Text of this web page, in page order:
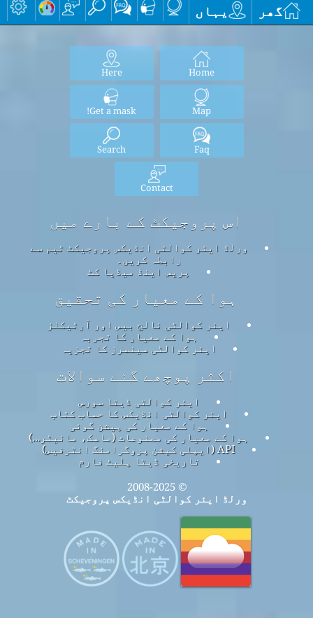
گھر یہاں
Home
Here
Map
Get a mask!
Faq
Search
Contact
اس پروجیکٹ کے بارے میں
ورلڈ ایئر کوالٹی انڈیکس پروجیکٹ ٹیم سے
رابطہ کریں۔
پریس اینڈ میڈیا کٹ
ہوا کے معیار کی تحقیق
ایئر کوالٹی نالج بیس اور آرٹیکلز
ہوا کے معیار کا تجربہ
ایئر کوالٹی سینسرز کا تجزیہ
اکثر پوچھے گئے سوالات
ایئر کوالٹی ڈیٹا سورس
ایئر کوالٹی انڈیکس کا حساب کتاب
ہوا کے معیار کی پیشن گوئی
ہوا کے معیار کی مصنوعات (ماسک، مانیٹر…)
API (ایپلی کیشن پروگرامنگ انٹرفیس)
تاریخی ڈیٹا پلیٹ فارم
© 2008-2025
ورلڈ ایئر کوالٹی انڈیکس پروجیکٹ